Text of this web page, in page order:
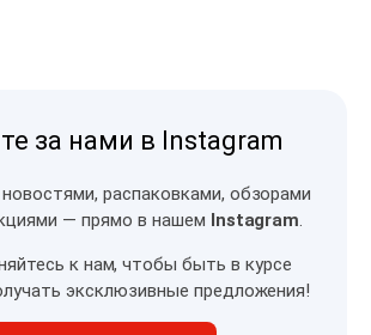
за нами в Instagram
распаковками, обзорами
— прямо в нашем Instagram.
к нам, чтобы быть в курсе
эксклюзивные предложения!